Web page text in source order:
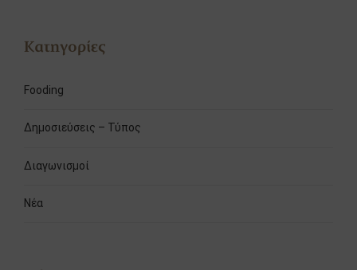
Κατηγορίες
Fooding
Δημοσιεύσεις – Τύπος
Διαγωνισμοί
Νέα